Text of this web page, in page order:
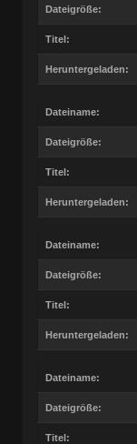
Dateigröße:
Titel:
Heruntergeladen:
Dateiname:
Dateigröße:
Titel:
Heruntergeladen:
Dateiname:
Dateigröße:
Titel:
Heruntergeladen:
Dateiname:
Dateigröße:
Titel: